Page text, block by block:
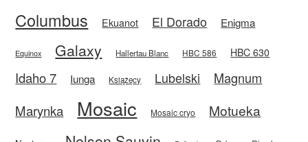
Columbus Ekuanot El Dorado Enigma
Equinox Galaxy Hallertau Blanc HBC 586 HBC 630
Idaho 7 Iunga Książęcy Lubelski
Magnum
Marynka
Mosaic Mosaic cryo Motueka